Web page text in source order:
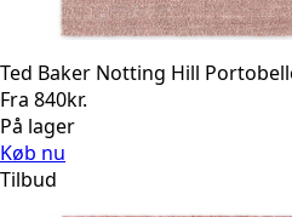
Ted Baker Notting Hill
Fra 840kr.
På lager
Køb nu
Tilbud